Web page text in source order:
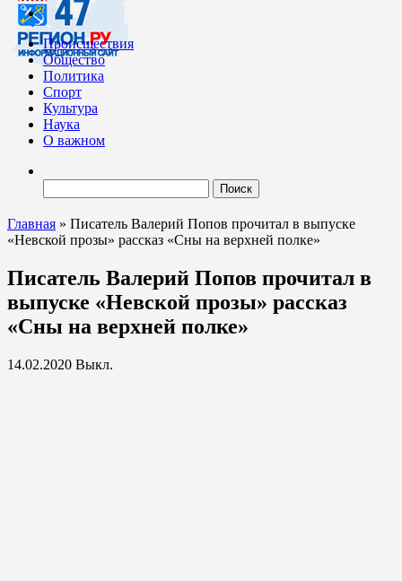
Происшествия
Общество
Политика
Спорт
Культура
Наука
О важном
Главная » Писатель Валерий Попов прочитал в выпуске
«Невской прозы» рассказ «Сны на верхней полке»
Писатель Валерий Попов прочитал в
выпуске «Невской прозы» рассказ
«Сны на верхней полке»
14.02.2020 Выкл.